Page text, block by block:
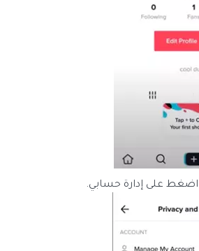
اضغط على إدارة حسابي.